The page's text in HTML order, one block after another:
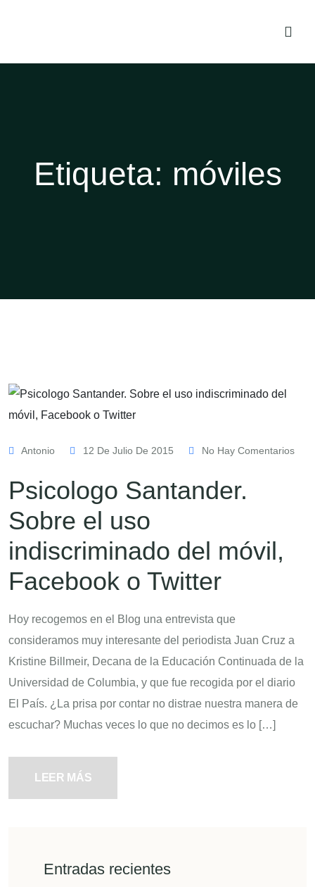
Etiqueta: móviles
Antonio 12 De Julio De 2015 No Hay Comentarios
Psicologo Santander.
Sobre el uso
indiscriminado del móvil,
Facebook o Twitter
Hoy recogemos en el Blog una entrevista que
consideramos muy interesante del periodista Juan Cruz a
Kristine Billmeir, Decana de la Educación Continuada de la
Universidad de Columbia, y que fue recogida por el diario
El País. ¿La prisa por contar no distrae nuestra manera de
escuchar? Muchas veces lo que no decimos es lo […]
LEER MÁS
Entradas recientes